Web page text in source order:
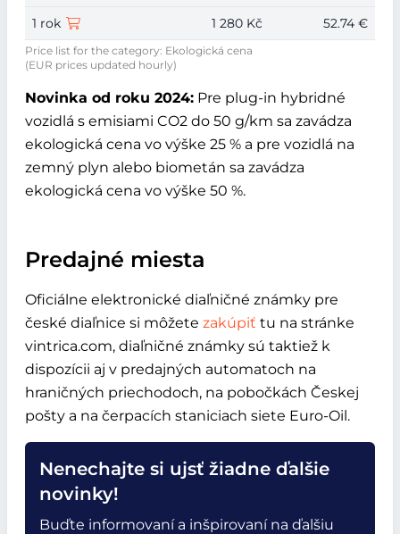
Price list for the category: Ekologická cena
(EUR prices updated hourly)
1 rok 1 280 Kč 52.74 €
Novinka od roku 2024: Pre plug-in hybridné
vozidlá s emisiami CO2 do 50 g/km sa zavádza
ekologická cena vo výške 25 % a pre vozidlá na
zemný plyn alebo biometán sa zavádza
ekologická cena vo výške 50 %.
Predajné miesta
Oficiálne elektronické diaľničné známky pre
české diaľnice si môžete zakúpiť tu na stránke
vintrica.com, diaľničné známky sú taktiež k
dispozícii aj v predajných automatoch na
hraničných priechodoch, na pobočkách Českej
pošty a na čerpacích staniciach siete Euro-Oil.
Nenechajte si ujsť žiadne ďalšie
novinky!
Buďte informovaní a inšpirovaní na ďalšiu